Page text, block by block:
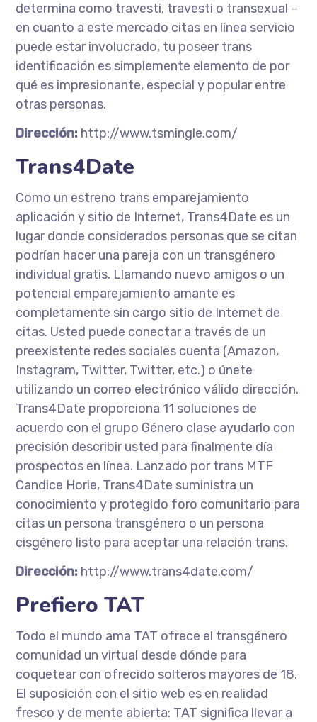
determina como travesti, travesti o transexual –
en cuanto a este mercado citas en línea servicio
puede estar involucrado, tu poseer trans
identificación es simplemente elemento de por
qué es impresionante, especial y popular entre
otras personas.
Dirección: http://www.tsmingle.com/
Trans4Date
Como un estreno trans emparejamiento
aplicación y sitio de Internet, Trans4Date es un
lugar donde considerados personas que se citan
podrían hacer una pareja con un transgénero
individual gratis. Llamando nuevo amigos o un
potencial emparejamiento amante es
completamente sin cargo sitio de Internet de
citas. Usted puede conectar a través de un
preexistente redes sociales cuenta (Amazon,
Instagram, Twitter, Twitter, etc.) o únete
utilizando un correo electrónico válido dirección.
Trans4Date proporciona 11 soluciones de
acuerdo con el grupo Género clase ayudarlo con
precisión describir usted para finalmente día
prospectos en línea. Lanzado por trans MTF
Candice Horie, Trans4Date suministra un
conocimiento y protegido foro comunitario para
citas un persona transgénero o un persona
cisgénero listo para aceptar una relación trans.
Dirección: http://www.trans4date.com/
Prefiero TAT
Todo el mundo ama TAT ofrece el transgénero
comunidad un virtual desde dónde para
coquetear con ofrecido solteros mayores de 18.
El suposición con el sitio web es en realidad
fresco y de mente abierta: TAT significa llevar a